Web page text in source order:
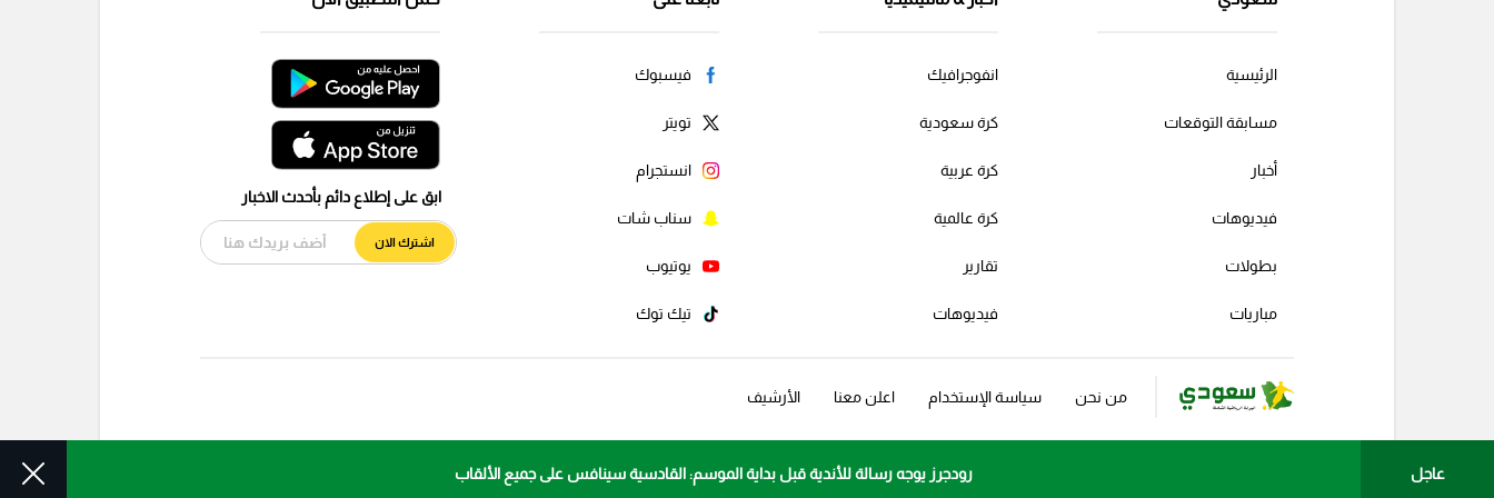
عاجل رودجرز يوجه رسالة للأندية قبل بداية الموسم: القادسية سينافس على جميع الألقاب
الرئيسية
مسابقة التوقعات
أخبار
فيديوهات
بطولات
مباريات
انفوجرافيك
كرة سعودية
كرة عربية
كرة عالمية
تقارير
فيديوهات
فيسبوك
تويتر
انستجرام
سناب شات
يوتيوب
تيك توك
ابق على إطلاع دائم بأحدث الاخبار
اشترك الان
من نحن سياسة الإستخدام اعلن معنا الأرشيف